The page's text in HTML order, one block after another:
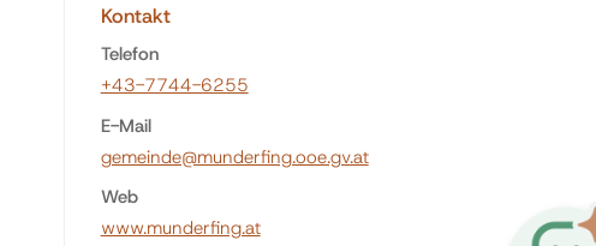
Kontakt
Telefon
+43-7744-6255
E-Mail
gemeinde@munderfing.ooe.gv.at
Web
www.munderfing.at